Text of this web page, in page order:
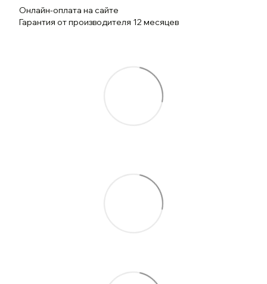
Онлайн-оплата на сайте
Гарантия от производителя 12 месяцев